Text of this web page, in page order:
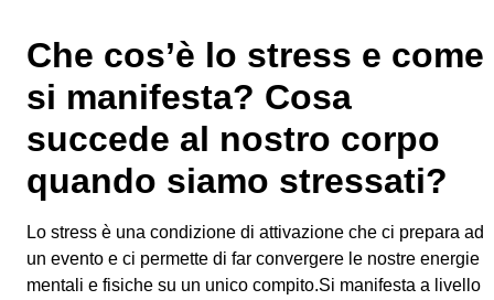
Che cos’è lo stress e come
si manifesta? Cosa
succede al nostro corpo
quando siamo stressati?
Lo stress è una condizione di attivazione che ci prepara ad
un evento e ci permette di far convergere le nostre energie
mentali e fisiche su un unico compito.Si manifesta a livello